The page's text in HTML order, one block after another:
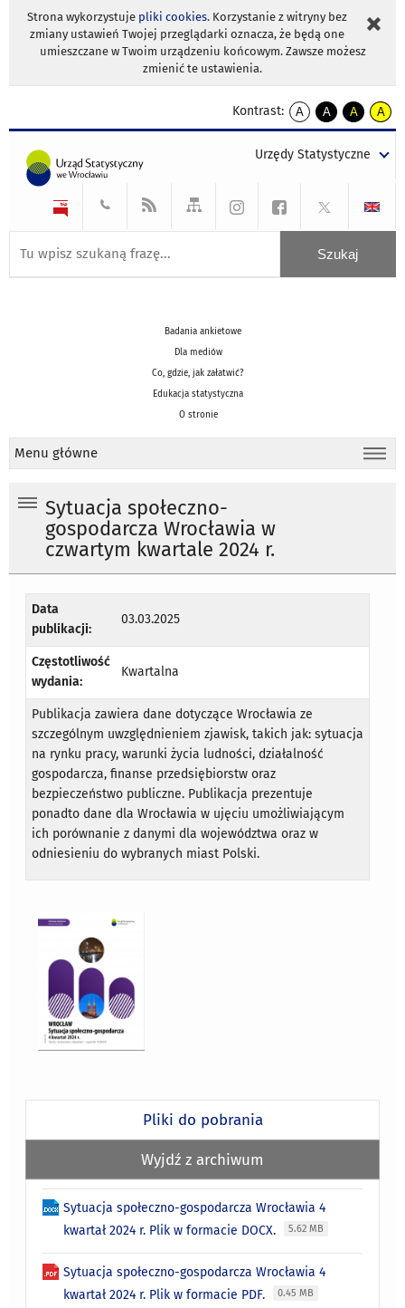
Strona wykorzystuje pliki cookies. Korzystanie z witryny bez
zmiany ustawień Twojej przeglądarki oznacza, że będą one
umieszczane w Twoim urządzeniu końcowym. Zawsze możesz
zmienić te ustawienia.
Kontrast:
A
kontrast
A
kontrast
tekst
czarnym
A
kontrast
tekst
czarnym
A
tekst
żółtym
Urzędy Statystyczne
Badania ankietowe
Dla mediów
Co, gdzie, jak załatwić?
Edukacja statystyczna
O stronie
Menu główne
Sytuacja społeczno-
gospodarcza Wrocławia w
czwartym kwartale 2024 r.
Data
publikacji:
03.03.2025
Częstotliwość
wydania:
Kwartalna
Publikacja zawiera dane dotyczące Wrocławia ze
szczególnym uwzględnieniem zjawisk, takich jak: sytuacja
na rynku pracy, warunki życia ludności, działalność
gospodarcza, finanse przedsiębiorstw oraz
bezpieczeństwo publiczne. Publikacja prezentuje
ponadto dane dla Wrocławia w ujęciu umożliwiającym
ich porównanie z danymi dla województwa oraz w
odniesieniu do wybranych miast Polski.
Pliki do pobrania
Wyjdź z archiwum
Sytuacja społeczno-gospodarcza Wrocławia 4
kwartał 2024 r. Plik w formacie DOCX.
5.62 MB
Sytuacja społeczno-gospodarcza Wrocławia 4
kwartał 2024 r. Plik w formacie PDF.
0.45 MB